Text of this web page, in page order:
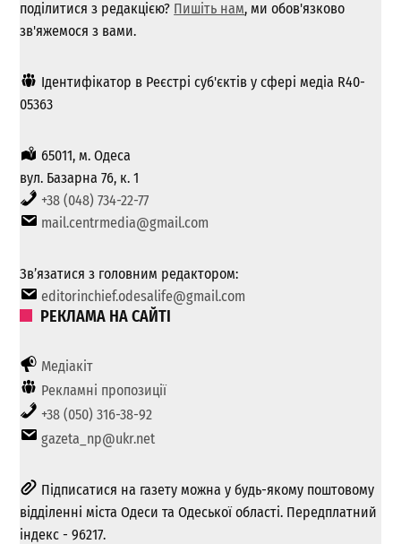
поділитися з редакцією? Пишіть нам, ми обов'язково
зв'яжемося з вами.
Ідентифікатор в Реєстрі суб'єктів у сфері медіа R40-
05363
65011, м. Одеса
вул. Базарна 76, к. 1
+38 (048) 734-22-77
mail.centrmedia@gmail.com
Зв’язатися з головним редактором:
editorinchief.odesalife@gmail.com
РЕКЛАМА НА САЙТІ
Медіакіт
Рекламні пропозиції
+38 (050) 316-38-92
gazeta_np@ukr.net
Підписатися на газету можна у будь-якому поштовому
відділенні міста Одеси та Одеської області. Передплатний
індекс - 96217.